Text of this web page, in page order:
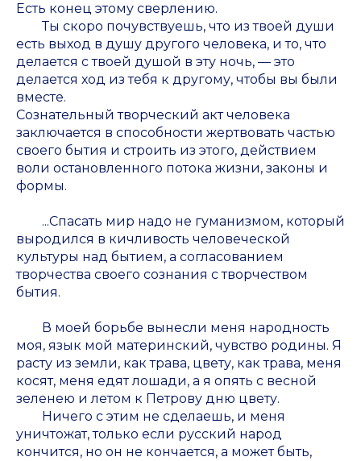
Есть конец этому сверлению.
Ты скоро почувствуешь, что из твоей души
есть выход в душу другого человека, и то, что
делается с твоей душой в эту ночь, — это
делается ход из тебя к другому, чтобы вы были
вместе.
Сознательный творческий акт человека
заключается в способности жертвовать частью
своего бытия и строить из этого, действием
воли остановленного потока жизни, законы и
формы.
...Спасать мир надо не гуманизмом, который
выродился в кичливость человеческой
культуры над бытием, а согласованием
творчества своего сознания с творчеством
бытия.
В моей борьбе вынесли меня народность
моя, язык мой материнский, чувство родины. Я
расту из земли, как трава, цвету, как трава, меня
косят, меня едят лошади, а я опять с весной
зеленею и летом к Петрову дню цвету.
Ничего с этим не сделаешь, и меня
уничтожат, только если русский народ
кончится, но он не кончается, а может быть,